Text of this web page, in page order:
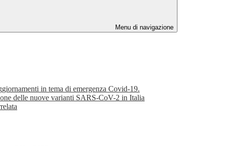
Menu di navigazione
in tema di emergenza Covid-19.
delle nuove varianti SARS-CoV-2 in Italia